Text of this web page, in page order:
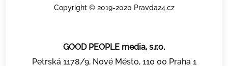
Copyright © 2019-2020 Pravda24.cz
GOOD PEOPLE media, s.r.o.
Petrská 1178/9, Nové Město, 110 00 Praha 1